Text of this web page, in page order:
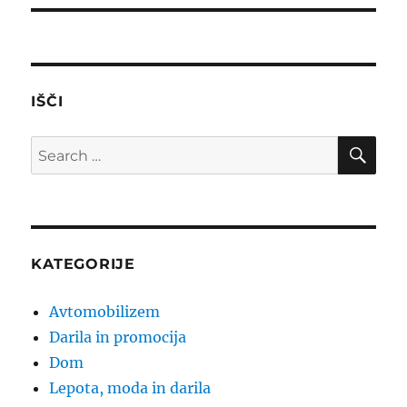
IŠČI
Search
for:
KATEGORIJE
Avtomobilizem
Darila in promocija
Dom
Lepota, moda in darila